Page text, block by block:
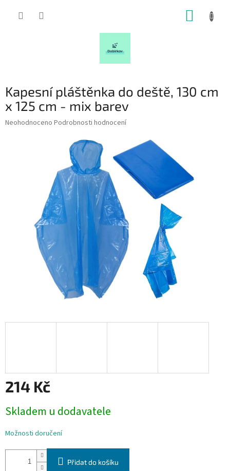
Kapesní pláštěnka do deště, 130 cm
x 125 cm - mix barev
Průměrné
Neohodnoceno Podrobnosti hodnocení
214 Kč
cena:
Skladem u dodavatele
Možnosti doručení
Přidat do košíku